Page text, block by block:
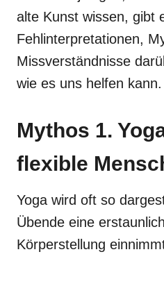
alte Kunst wissen, gibt
Fehlinterpretationen,
Missverständnisse
wie es uns helfen kann.
Mythos 1.
flexible
Yoga wird oft so
Übende eine
Körperstellung